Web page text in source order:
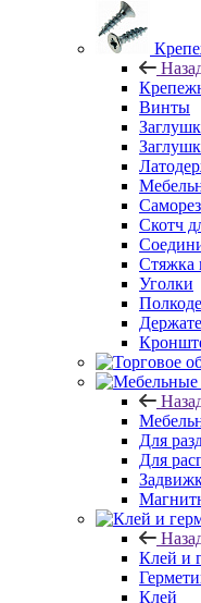
Винты
Скотч
Стяжка
Уголки
Для
Для
Клей и
Клей